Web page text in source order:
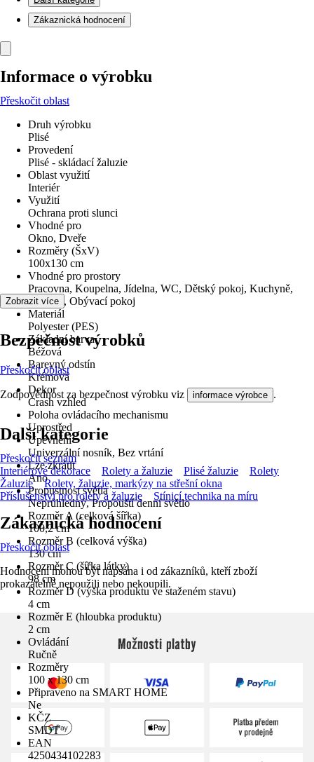
Zákaznická hodnocení
Informace o výrobku
Přeskočit oblast
Druh výrobku
Plisé
Provedení
Plisé - skládací žaluzie
Oblast využití
Interiér
Využití
Ochrana proti slunci
Vhodné pro
Okno, Dveře
Rozměry (ŠxV)
100x130 cm
Vhodné pro prostory
Pracovna, Koupelna, Jídelna, WC, Dětský pokoj, Kuchyně,
Ložnice, Obývací pokoj
Materiál
Polyester (PES)
Základní barva
Béžová
Barevný odstín
Krémová
Dekor
Crash vzhled
Poloha ovládacího mechanismu
Uprostřed
Upevnění
Univerzální nosník, Bez vrtání
Lze zkrátit
Ano
Propustnost světla
Neprůhledný, Propouští denní světlo
Rozměr A (celková šířka)
100,2 cm
Rozměr B (celková výška)
130 cm
Rozměr C (šířka látky)
98 cm
Rozměr D (výška produktu ve staženém stavu)
4 cm
Rozměr E (hloubka produktu)
2 cm
Ovládání
Ručně
Rozměry
100 x 130 cm
Připraveno na SMART HOME
Ne
KČZ
SMDT
EAN
4250434102283
Zobrazit více
Bezpečnost výrobků
Přeskočit oblast
Zodpovědnost za bezpečnost výrobku viz informace výrobce .
Další kategorie
Přeskočit seznam
Interiérové dekorace
Rolety a žaluzie Plisé žaluzie
Rolety
Žaluzie
Rolety, žaluzie, markýzy na střešní okna
Příslušenství pro rolety a žaluzie
Stínicí technika na míru
Zákaznická hodnocení
Přeskočit oblast
Hodnocení mohou být napsána i od zákazníků, kteří zboží
prokazatelně nepoužili nebo nekoupili.
Možnosti platby